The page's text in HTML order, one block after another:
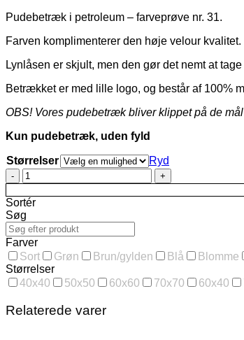
Pudebetræk i petroleum – farveprøve nr. 31.
Farven komplimenterer den høje velour
Lynlåsen er skjult, men den gør det nemt at
Betrækket er med lille logo, og består af 100%
OBS! Vores pudebetræk bliver klippet på de
Kun pudebetræk, uden fyld
Størrelser
Ryd
Pudebetræk
i
velour
petroleum,
i
flere
str.
antal
Sortér
Søg
Farver
Sort
Grøn Brun/gylden Blå Blomme
Størrelser
40x40
50x50 60x60 70x70 60x40
Relaterede varer